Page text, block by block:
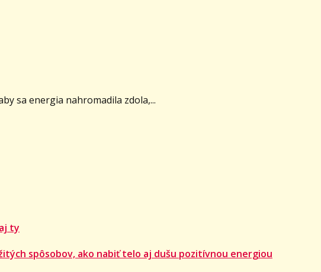
sa energia nahromadila zdola,...
ty
spôsobov, ako nabiť telo aj dušu pozitívnou energiou